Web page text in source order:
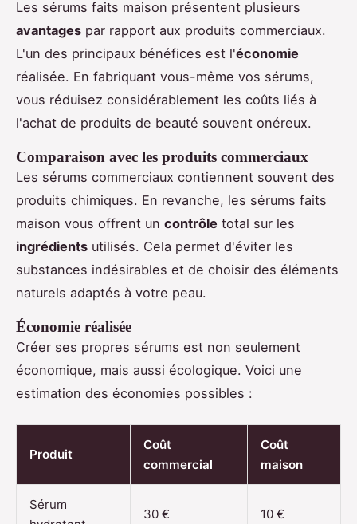
Les sérums faits maison présentent plusieurs
avantages par rapport aux produits commerciaux.
L'un des principaux bénéfices est l'économie
réalisée. En fabriquant vous-même vos sérums,
vous réduisez considérablement les coûts liés à
l'achat de produits de beauté souvent onéreux.
Comparaison avec les produits commerciaux
Les sérums commerciaux contiennent souvent des
produits chimiques. En revanche, les sérums faits
maison vous offrent un contrôle total sur les
ingrédients utilisés. Cela permet d'éviter les
substances indésirables et de choisir des éléments
naturels adaptés à votre peau.
Économie réalisée
Créer ses propres sérums est non seulement
économique, mais aussi écologique. Voici une
estimation des économies possibles :
Produit
Coût
commercial
Coût
maison
Sérum
30 € 10 €